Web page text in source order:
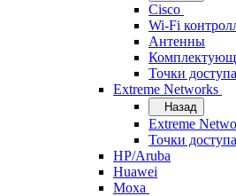
Cisco
Wi-Fi
Антенны
Точки доступа
Extreme Networks
Назад
Extreme
Точки
HP/Aruba
Huawei
Moxa